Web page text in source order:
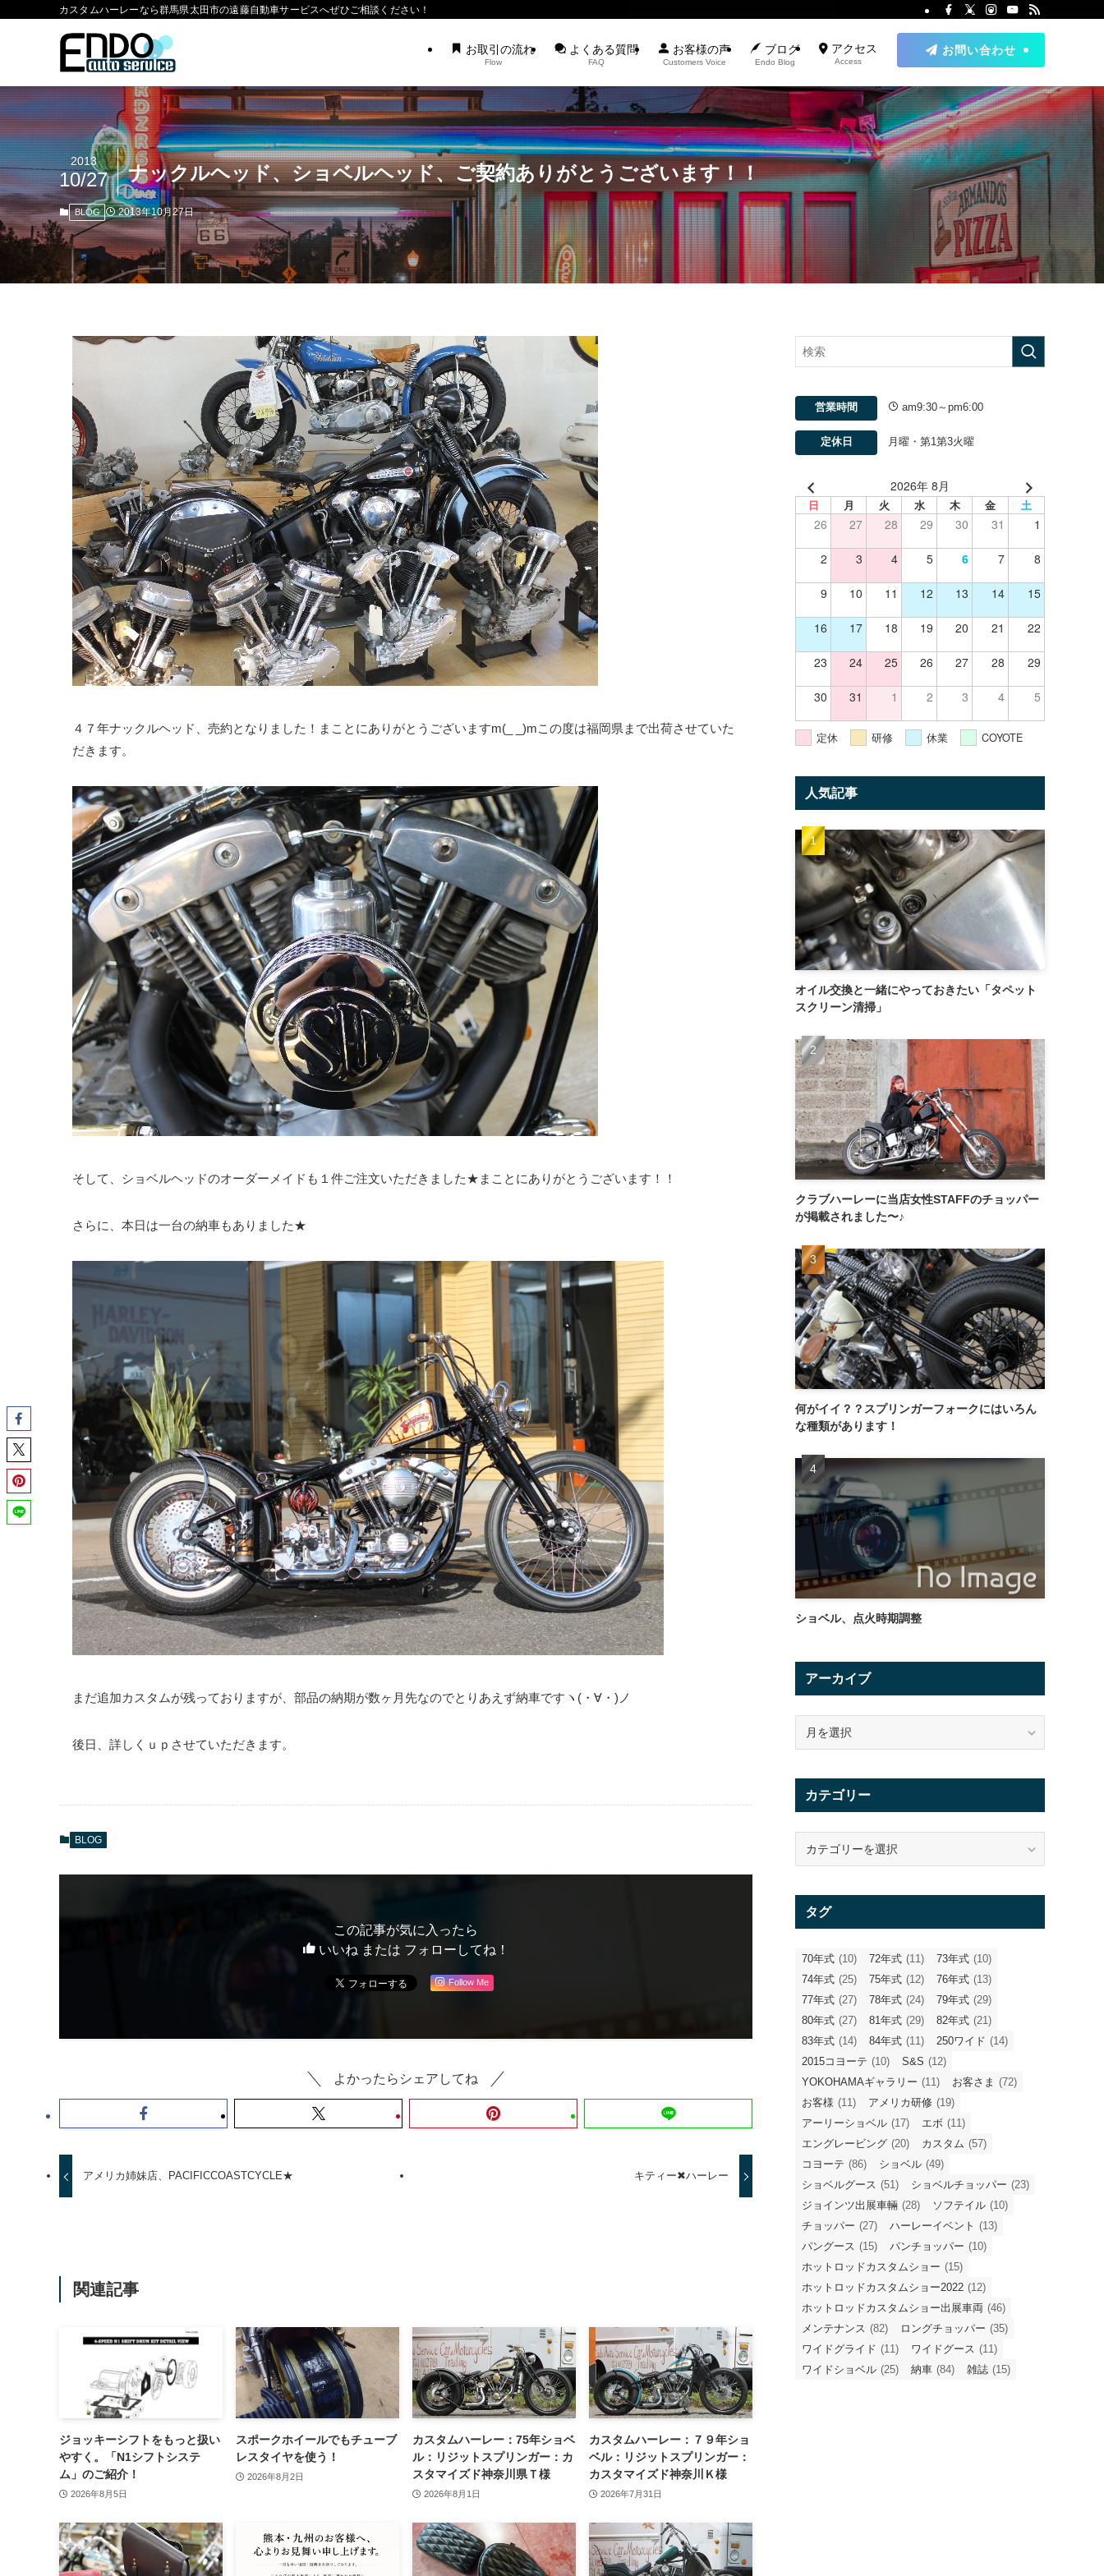
カスタムハーレーなら群馬県太田市の遠藤自動車サービスへぜひご相談ください！
お取引の流れ
Flow
よくある質問
FAQ
お客様の声
Customers Voice
ブログ
Endo Blog
アクセス
Access
お問い合わせ
ナックルヘッド、ショベルヘッド、ご契約ありがとうございます！！
2013
10/27
BLOG 2013年10月27日
４７年ナックルヘッド、売約となりました！まことにありがとうございますm(_ _)mこの度は福岡県まで出荷させていた
だきます。
そして、ショベルヘッドのオーダーメイドも１件ご注文いただきました★まことにありがとうございます！！
さらに、本日は一台の納車もありました★
まだ追加カスタムが残っておりますが、部品の納期が数ヶ月先なのでとりあえず納車ですヽ(・∀・)ノ
後日、詳しくｕｐさせていただきます。
BLOG
この記事が気に入ったら
いいね または フォローしてね！
Follow Me
よかったらシェアしてね
アメリカ姉妹店、PACIFICCOASTCYCLE★ キティー✖︎ハーレー
関連記事
ジョッキーシフトをもっと扱い
やすく。「N1シフトシステ
ム」のご紹介！
2026年8月5日
スポークホイールでもチューブ
レスタイヤを使う！
2026年8月2日
カスタムハーレー：75年ショベ
ル：リジットスプリンガー：カ
スタマイズド神奈川県Ｔ様
2026年8月1日
カスタムハーレー：７９年ショ
ベル：リジットスプリンガー：
カスタマイズド神奈川Ｋ様
2026年7月31日
営業時間 am9:30～pm6:00
定休日 月曜・第1第3火曜
2026年 8月
日 月 火 水 木 金 土
26 27 28 29 30 31 1
2 3 4 5 6 7 8
9 10 11 12 13 14 15
16 17 18 19 20 21 22
23 24 25 26 27 28 29
30 31 1 2 3 4 5
定休 研修 休業 COYOTE
人気記事
オイル交換と一緒にやっておきたい「タペット
スクリーン清掃」
クラブハーレーに当店女性STAFFのチョッパー
が掲載されました〜♪
何がイイ？？スプリンガーフォークにはいろん
な種類があります！
ショベル、点火時期調整
アーカイブ
イ
カテゴリー
リ
タグ
70年式 (10) 72年式 (11) 73年式 (10)
74年式 (25) 75年式 (12) 76年式 (13)
77年式 (27) 78年式 (24) 79年式 (29)
80年式 (27) 81年式 (29) 82年式 (21)
83年式 (14) 84年式 (11) 250ワイド (14)
2015コヨーテ (10) S&S (12)
YOKOHAMAギャラリー (11) お客さま (72)
お客様 (11) アメリカ研修 (19)
アーリーショベル (17) エボ (11)
エングレービング (20) カスタム (57)
コヨーテ (86) ショベル (49)
ショベルグース (51) ショベルチョッパー (23)
ジョインツ出展車輛 (28) ソフテイル (10)
チョッパー (27) ハーレーイベント (13)
パングース (15) パンチョッパー (10)
ホットロッドカスタムショー (15)
ホットロッドカスタムショー2022 (12)
ホットロッドカスタムショー出展車両 (46)
メンテナンス (82) ロングチョッパー (35)
ワイドグライド (11) ワイドグース (11)
ワイドショベル (25) 納車 (84) 雑誌 (15)